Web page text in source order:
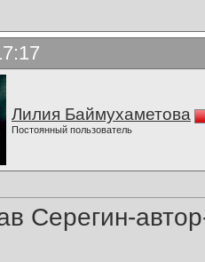
Лилия Баймухаметова
Постоянный пользователь
Серегин-